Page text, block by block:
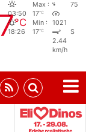
°C
03:50
18:26
Max :
17°C
Min :
17°C
75
1021
S
2.44
km/h